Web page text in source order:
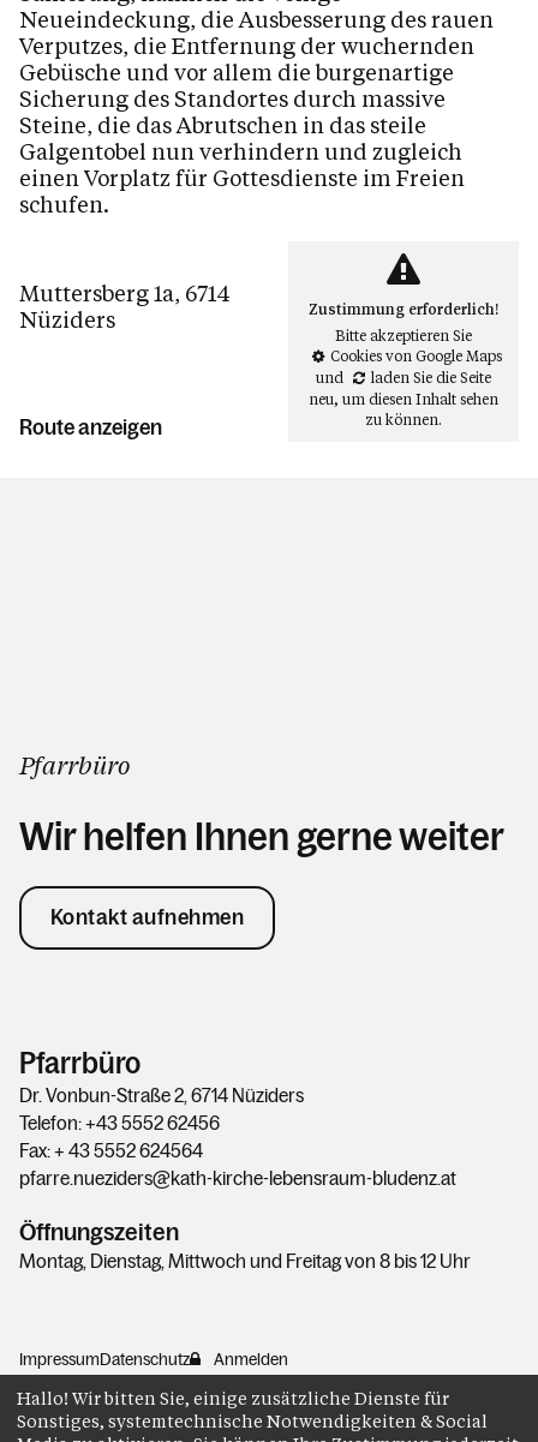
Neueindeckung, die Ausbesserung des rauen
Verputzes, die Entfernung der wuchernden
Gebüsche und vor allem die burgenartige
Sicherung des Standortes durch massive
Steine, die das Abrutschen in das steile
Galgentobel nun verhindern und zugleich
einen Vorplatz für Gottesdienste im Freien
schufen.
Muttersberg 1a, 6714
Nüziders
Route anzeigen
Zustimmung erforderlich!
Bitte akzeptieren Sie
Cookies von Google Maps
und
laden Sie die Seite
neu, um diesen Inhalt sehen
zu können.
Pfarrbüro
Wir helfen Ihnen gerne weiter
Kontakt aufnehmen
Pfarrbüro
Dr. Vonbun-Straße 2, 6714 Nüziders
Telefon: +43 5552 62456
Fax: + 43 5552 624564
pfarre.nueziders@kath-kirche-lebensraum-bludenz.at
Öffnungszeiten
Montag, Dienstag, Mittwoch und Freitag von 8 bis 12 Uhr
ImpressumDatenschutz Anmelden
Hallo! Wir bitten Sie, einige zusätzliche Dienste für
Sonstiges, systemtechnische Notwendigkeiten & Social